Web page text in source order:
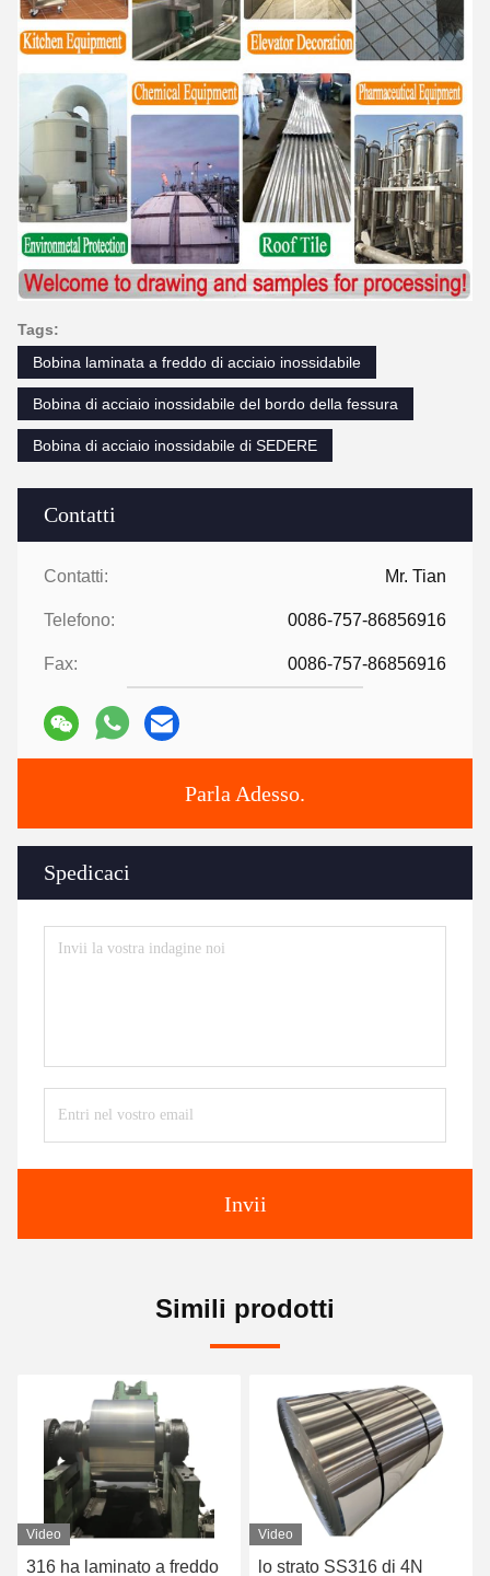
Contatti
Contatti: Mr. Tian
Telefono: 0086-757-86856916
Fax: 0086-757-86856916
Parla Adesso.
Spedicaci
Invii
Tags:
Bobina laminata a freddo di acciaio inossidabile
Bobina di acciaio inossidabile del bordo della fessura
Bobina di acciaio inossidabile di SEDERE
Simili prodotti
freddo
Video
lo strato SS316 di 4N
Video
1.5mm ha laminato